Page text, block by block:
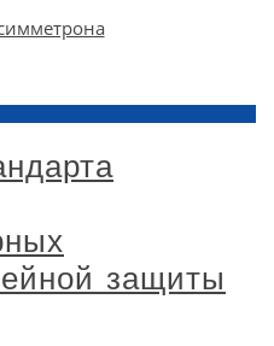
защиты